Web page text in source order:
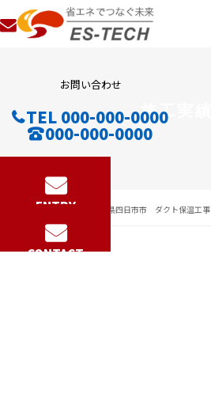
お問い合わせ
TEL 000-000-0000
000-000-0000
ENTRY
CONTACT
施工実績
三重県四日市市 ダクト保温工事
2025.10.08